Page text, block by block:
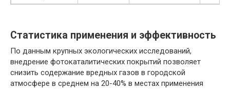
Статистика применения и эффективность
По данным крупных экологических исследований,
внедрение фотокаталитических покрытий позволяет
снизить содержание вредных газов в городской
атмосфере в среднем на 20-40% в местах применения